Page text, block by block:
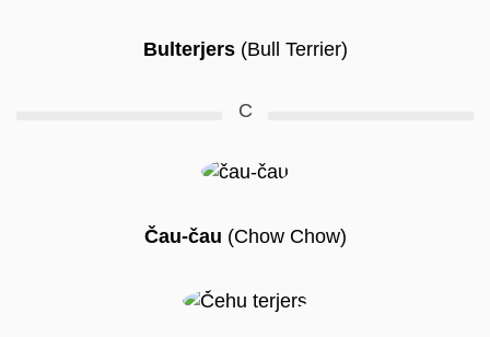
Bulterjers(Bull Terrier)
C
Čau-čau (Chow Chow)